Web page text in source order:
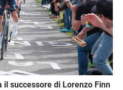
il successore di Lorenzo Finn